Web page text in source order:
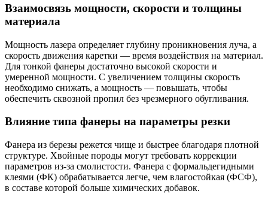
Взаимосвязь мощности, скорости и толщины
материала
Мощность лазера определяет глубину проникновения луча, а
скорость движения каретки — время воздействия на материал.
Для тонкой фанеры достаточно высокой скорости и
умеренной мощности. С увеличением толщины скорость
необходимо снижать, а мощность — повышать, чтобы
обеспечить сквозной пропил без чрезмерного обугливания.
Влияние типа фанеры на параметры резки
Фанера из березы режется чище и быстрее благодаря плотной
структуре. Хвойные породы могут требовать коррекции
параметров из-за смолистости. Фанера с формальдегидными
клеями (ФК) обрабатывается легче, чем влагостойкая (ФСФ),
в составе которой больше химических добавок.